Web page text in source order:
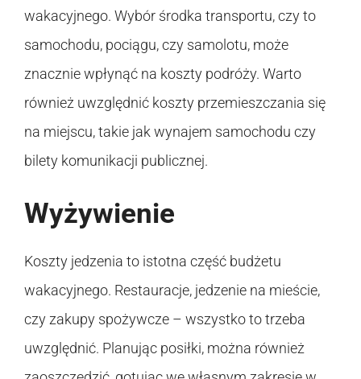
wakacyjnego. Wybór środka transportu, czy to
samochodu, pociągu, czy samolotu, może
znacznie wpłynąć na koszty podróży. Warto
również uwzględnić koszty przemieszczania się
na miejscu, takie jak wynajem samochodu czy
bilety komunikacji publicznej.
Wyżywienie
Koszty jedzenia to istotna część budżetu
wakacyjnego. Restauracje, jedzenie na mieście,
czy zakupy spożywcze – wszystko to trzeba
uwzględnić. Planując posiłki, można również